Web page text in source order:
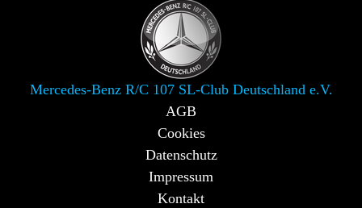
Mercedes-Benz R/C 107 SL-Club Deutschland e.V.
AGB
Cookies
Datenschutz
Impressum
Kontakt